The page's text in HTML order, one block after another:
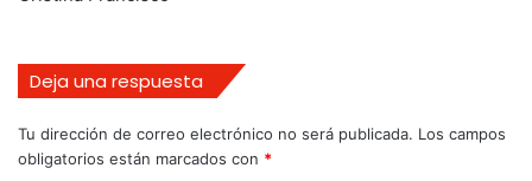
Deja una respuesta
Tu dirección de correo electrónico no será publicada. Los campos
obligatorios están marcados con *